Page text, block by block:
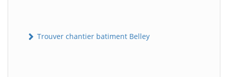
Trouver chantier batiment Belley